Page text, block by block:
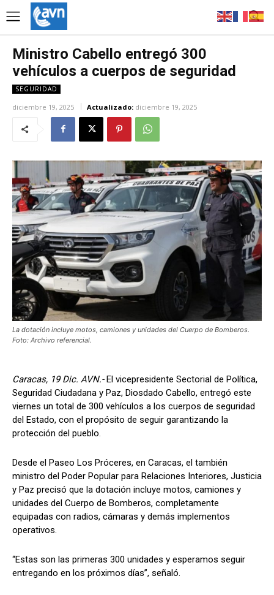
Ministro Cabello entregó 300
vehículos a cuerpos de seguridad
SEGURIDAD
diciembre 19, 2025 Actualizado: diciembre 19, 2025
La dotación incluye motos, camiones y unidades del Cuerpo de Bomberos.
Foto: Archivo referencial.
Caracas, 19 Dic. AVN.-El vicepresidente Sectorial de Política,
Seguridad Ciudadana y Paz, Diosdado Cabello, entregó este
viernes un total de 300 vehículos a los cuerpos de seguridad
del Estado, con el propósito de seguir garantizando la
protección del pueblo.
Desde el Paseo Los Próceres, en Caracas, el también
ministro del Poder Popular para Relaciones Interiores, Justicia
y Paz precisó que la dotación incluye motos, camiones y
unidades del Cuerpo de Bomberos, completamente
equipadas con radios, cámaras y demás implementos
operativos.
“Estas son las primeras 300 unidades y esperamos seguir
entregando en los próximos días”, señaló.